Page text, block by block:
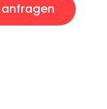
anfragen